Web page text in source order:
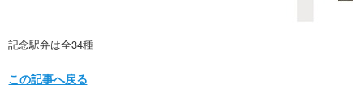
記念駅弁は全34種
この記事へ戻る